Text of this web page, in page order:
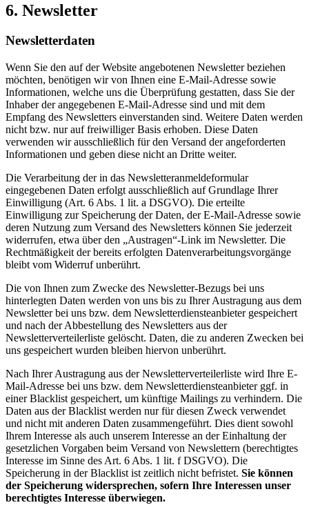
6. Newsletter
Newsletter­daten
Wenn Sie den auf der Website angebotenen Newsletter beziehen
möchten, benötigen wir von Ihnen eine E-Mail-Adresse sowie
Informationen, welche uns die Überprüfung gestatten, dass Sie der
Inhaber der angegebenen E-Mail-Adresse sind und mit dem
Empfang des Newsletters einverstanden sind. Weitere Daten werden
nicht bzw. nur auf freiwilliger Basis erhoben. Diese Daten
verwenden wir ausschließlich für den Versand der angeforderten
Informationen und geben diese nicht an Dritte weiter.
Die Verarbeitung der in das Newsletteranmeldeformular
eingegebenen Daten erfolgt ausschließlich auf Grundlage Ihrer
Einwilligung (Art. 6 Abs. 1 lit. a DSGVO). Die erteilte
Einwilligung zur Speicherung der Daten, der E-Mail-Adresse sowie
deren Nutzung zum Versand des Newsletters können Sie jederzeit
widerrufen, etwa über den „Austragen“-Link im Newsletter. Die
Rechtmäßigkeit der bereits erfolgten Datenverarbeitungsvorgänge
bleibt vom Widerruf unberührt.
Die von Ihnen zum Zwecke des Newsletter-Bezugs bei uns
hinterlegten Daten werden von uns bis zu Ihrer Austragung aus dem
Newsletter bei uns bzw. dem Newsletterdiensteanbieter gespeichert
und nach der Abbestellung des Newsletters aus der
Newsletterverteilerliste gelöscht. Daten, die zu anderen Zwecken bei
uns gespeichert wurden bleiben hiervon unberührt.
Nach Ihrer Austragung aus der Newsletterverteilerliste wird Ihre E-
Mail-Adresse bei uns bzw. dem Newsletterdiensteanbieter ggf. in
einer Blacklist gespeichert, um künftige Mailings zu verhindern. Die
Daten aus der Blacklist werden nur für diesen Zweck verwendet
und nicht mit anderen Daten zusammengeführt. Dies dient sowohl
Ihrem Interesse als auch unserem Interesse an der Einhaltung der
gesetzlichen Vorgaben beim Versand von Newslettern (berechtigtes
Interesse im Sinne des Art. 6 Abs. 1 lit. f DSGVO). Die
Speicherung in der Blacklist ist zeitlich nicht befristet. Sie können
der Speicherung widersprechen, sofern Ihre Interessen unser
berechtigtes Interesse überwiegen.